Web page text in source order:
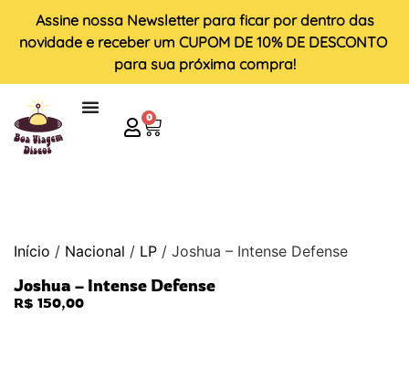
Assine nossa Newsletter para ficar por dentro das
novidade e receber um CUPOM DE 10% DE DESCONTO
para sua próxima compra!
0
Início / Nacional / LP / Joshua – Intense Defense
Joshua – Intense Defense
R$ 150,00